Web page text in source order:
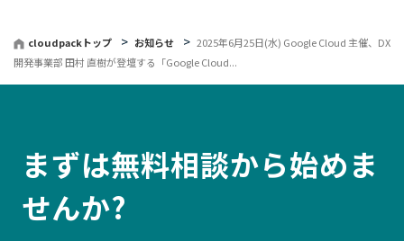
cloudpackトップ お知らせ
2025年6月25日(水) Google Cloud 主催、DX
開発事業部 田村 直樹が登壇する「Google Cloud...
まずは無料相談から始めま
せんか?